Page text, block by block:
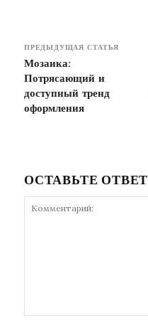
ПРЕДЫДУЩАЯ СТАТЬЯ
Мозаика:
Потрясающий и
доступный тренд
оформления
ОСТАВЬТЕ ОТВЕТ